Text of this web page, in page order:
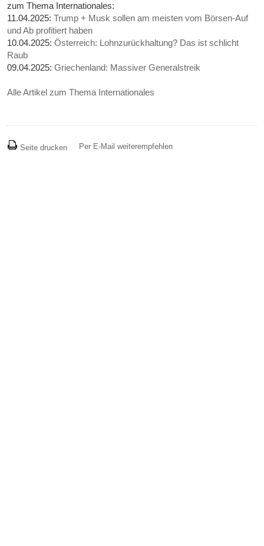
zum Thema Internationales:
11.04.2025:Trump + Musk sollen am meisten vom Börsen-Auf
und Ab profitiert haben
10.04.2025:Österreich: Lohnzurückhaltung? Das ist schlicht
Raub
09.04.2025:Griechenland: Massiver Generalstreik
Alle Artikel zum Thema Internationales
Seite drucken Per E-Mail weiterempfehlen